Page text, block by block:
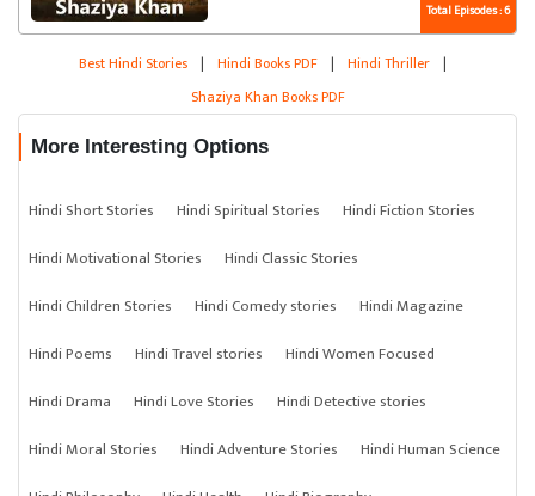
Total Episodes : 6
Best Hindi Stories | Hindi Books PDF | Hindi Thriller |
Shaziya Khan Books PDF
More Interesting Options
Hindi Short Stories Hindi Spiritual Stories
Hindi Fiction Stories
Hindi Motivational Stories
Hindi Classic Stories
Hindi Children Stories
Hindi Comedy stories
Hindi Magazine
Hindi Poems
Hindi Travel stories
Hindi Women Focused
Hindi Drama
Hindi Love Stories
Hindi Detective stories
Hindi Moral Stories
Hindi Adventure Stories
Hindi Human Science